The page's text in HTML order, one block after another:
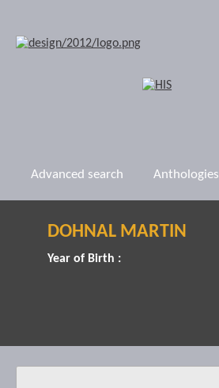
Advanced search Anthologies
DOHNAL MARTIN
Year of Birth :